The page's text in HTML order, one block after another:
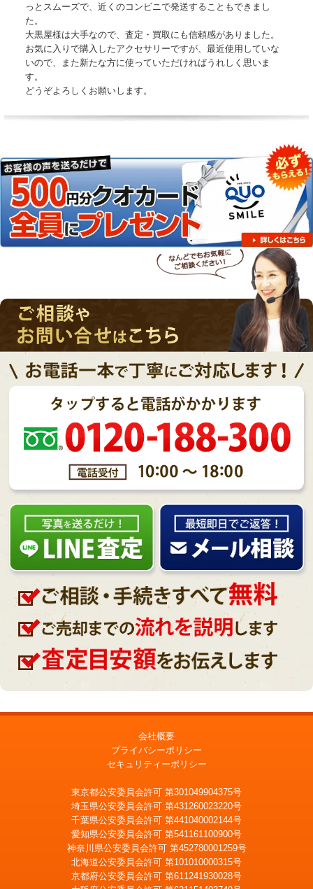
っとスムーズで、近くのコンビニで発送することもできまし
た。
大黒屋様は大手なので、査定・買取にも信頼感がありました。
お気に入りで購入したアクセサリーですが、最近使用していな
いので、また新たな方に使っていただければうれしく思いま
す。
どうぞよろしくお願いします。
会社概要
プライバシーポリシー
セキュリティーポリシー
東京都公安委員会許可 第301049904375号
埼玉県公安委員会許可 第431260023220号
千葉県公安委員会許可 第441040002144号
愛知県公安委員会許可 第541161100900号
神奈川県公安委員会許可 第452780001259号
北海道公安委員会許可 第101010000315号
京都府公安委員会許可 第611241930028号